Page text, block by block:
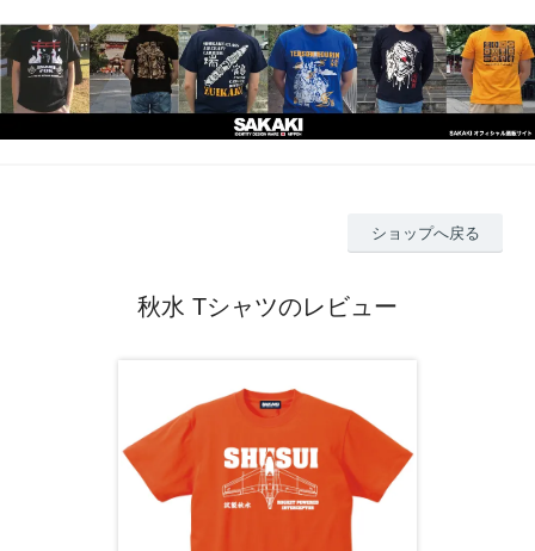
ショップへ戻る
秋水 Tシャツのレビュー